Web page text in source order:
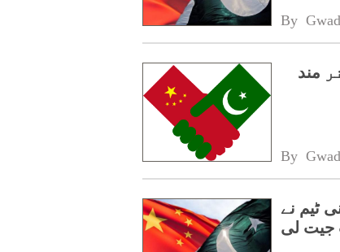
By
مند
By
ٹیم نے
جیت لی